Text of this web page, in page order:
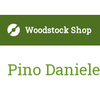
Woodstock Shop
Pino Daniele